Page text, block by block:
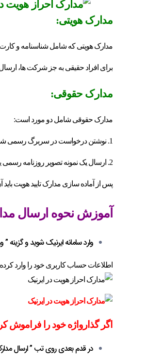
مدارک هویتی:
مدارک هویتی که شامل شناسنامه و
برای افراد حقیقی به جز شرکت ها،
مدارک حقوقی:
مدارک حقوقی شامل دو مورد است:
1. نوشتن درخواست در سربرگ رسمی شرکت به همراه مهر و امضا مقام مسئول مربوطه
2. ارسال یک نمونه تصویر روزنامه رسمی یا مجوز ثبت شرکت
پس از آماده سازی مدارک تایید هویت باید
آموزش نحوه ارسال
وارد سامانه ایرنیک شوید و گزینه ”
اطلاعات حساب کاربری خود را وارد کرده
اگر گذارواژه خود را فراموش
در قدم بعدی روی تب ” ارسال